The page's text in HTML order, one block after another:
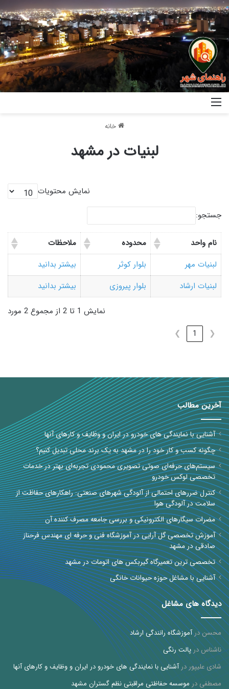
خانه
لبنیات در مشهد
نمایش محتویات
جستجو:
نام واحد محدوده
ملاحظات
لبنیات مهر
بلوار کوثر
بیشتر بدانید
لبنیات ارشاد
بلوار پیروزی بیشتر بدانید
نمایش 1 تا 2 از مجموع 2 مورد
❮
1
❯
آخرین مطالب
آشنایی با نمایندگی های خودرو در ایران و وظایف و کارهای آنها
چگونه کسب و کار خود را در مشهد به یک برند محلی تبدیل کنیم؟
سیستم‌های حرفه‌ای صوتی تصویری محمودی تجربه‌ای بهتر در خدمات
تخصصی لوکس خودرو
کنترل ضررهای احتمالی از آلودگی شهرهای صنعتی: راهکارهای حفاظت از
سلامت در آلودگی هوا
مضرات سیگارهای الکترونیکی و بررسی جامعه مصرف کننده آن
آموزش تخصصی گل آرایی در آموزشگاه فنی و حرفه ای مهندس فرحناز
صادقی در مشهد
تخصصی ترین تعمیرگاه گیربکس های اتومات در مشهد
آشنایی با مشاغل حوزه حیوانات خانگی
دیدگاه های مشاغل
محسندرآموزشگاه رانندگی ارشاد
ناشناسدرپالت رنگی
شادی علیپور درآشنایی با نمایندگی های خودرو در ایران و وظایف و کارهای آنها
مصطفی در موسسه حفاظتی مراقبتی نظم گستران مشهد